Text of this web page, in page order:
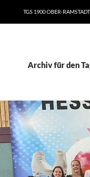
TGS 1900 OBER-RAMSTADT
Archiv für den